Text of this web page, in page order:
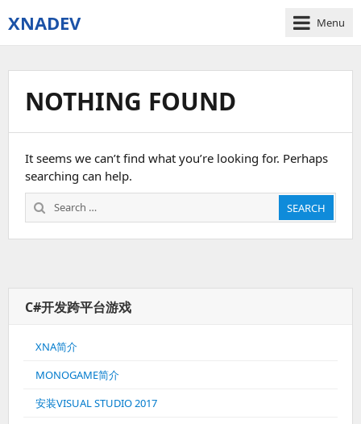
XNADEV Menu
NOTHING FOUND
It seems we can’t find what you’re looking for. Perhaps
searching can help.
Search
for:
SEARCH
C#开发跨平台游戏
XNA简介
MONOGAME简介
安装VISUAL STUDIO 2017